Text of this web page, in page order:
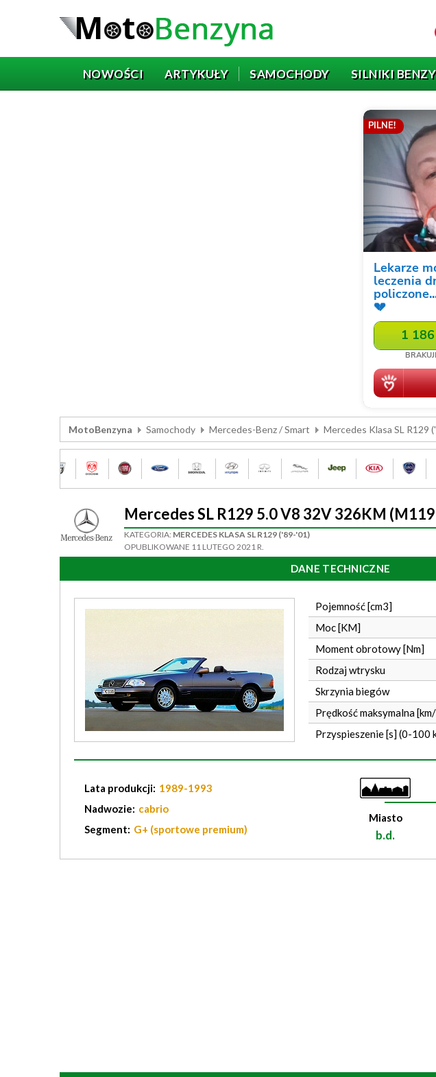
NOWOŚCI ARTYKUŁY SAMOCHODY SILNIKI
MotoBenzyna Samochody Mercedes-Benz / Smart Mercedes Klasa SL R129
Mercedes SL R129 5.0 V8 32V 326KM
KATEGORIA: MERCEDES KLASA SL R129 ('89-'01)
OPUBLIKOWANE 11 LUTEGO 2021 R.
DANE TECHNICZNE
Pojemność [cm3]
Moc [KM]
Moment obrotowy [Nm]
Rodzaj wtrysku
Skrzynia biegów
Prędkość maksymalna
Przyspieszenie [s] (0-100
Lata produkcji: 1989-1993
Nadwozie: cabrio
Segment: G+ (sportowe premium)
Miasto
b.d.